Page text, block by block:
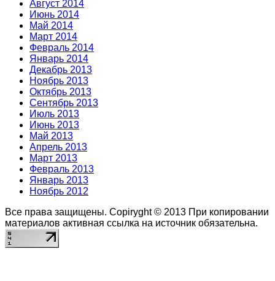
Август 2014
Июнь 2014
Май 2014
Март 2014
Февраль 2014
Январь 2014
Декабрь 2013
Ноябрь 2013
Октябрь 2013
Сентябрь 2013
Июль 2013
Июнь 2013
Май 2013
Апрель 2013
Март 2013
Февраль 2013
Январь 2013
Ноябрь 2012
Все права защищены. Copiryght © 2013 При копировании
материалов активная ссылка на источник обязательна.